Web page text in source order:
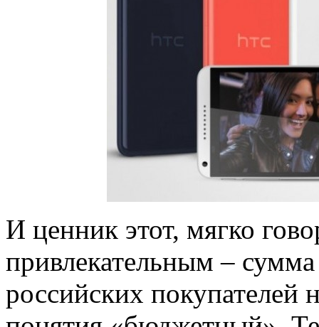
И ценник этот, мягко
привлекательным –
российских покупателей